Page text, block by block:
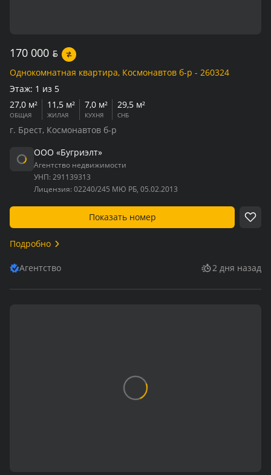
170 000 BYN
Однокомнатная квартира, Космонавтов б-р - 260324
Этаж: 1 из 5
27,0 м²
ОБЩАЯ
11,5 м²
ЖИЛАЯ
7,0 м²
КУХНЯ
29,5 м²
СНБ
г. Брест, Космонавтов б-р
ООО «Бугриэлт»
Агентство недвижимости
УНП: 291139313
Лицензия: 02240/245 МЮ РБ, 05.02.2013
Показать номер
Подробно
Агентство 2 дня назад